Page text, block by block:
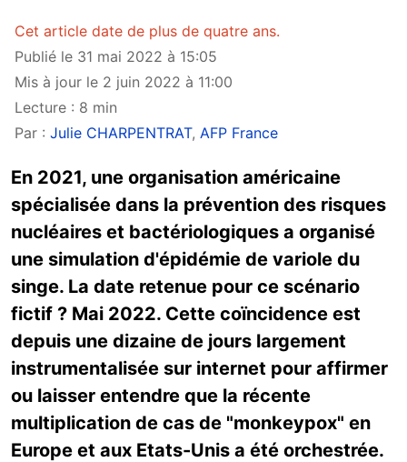
Cet article date de plus de quatre ans.
Publié le 31 mai 2022 à 15:05
Mis à jour le 2 juin 2022 à 11:00
Lecture : 8 min
Par : Julie CHARPENTRAT, AFP France
En 2021, une organisation américaine
spécialisée dans la prévention des risques
nucléaires et bactériologiques a organisé
une simulation d'épidémie de variole du
singe. La date retenue pour ce scénario
fictif ? Mai 2022. Cette coïncidence est
depuis une dizaine de jours largement
instrumentalisée sur internet pour affirmer
ou laisser entendre que la récente
multiplication de cas de "monkeypox" en
Europe et aux Etats-Unis a été orchestrée.